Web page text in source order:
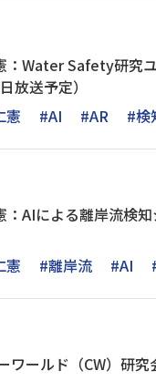
：Water Safety研究
放送予定）
憲 #AI #AR #検
AIによる離岸流検
憲 #離岸流 #AI
ワールド（CW）研